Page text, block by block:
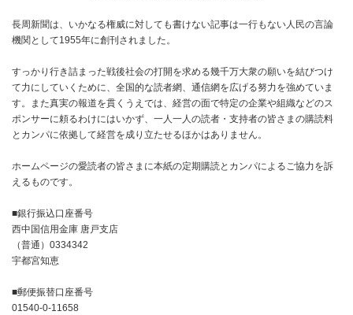
長周新聞は、いかなる権威に対しても書けない記事は一行もない人民の言論
機関として1955年に創刊されました。
すっかり行き詰まった戦後社会の打開を求める幾千万大衆の願いを結びつけ
て力にしていくために、全国的な読者網、通信網を広げる努力を強めていま
す。また真実の報道を貫くうえでは、経営の面で特定の企業や組織などのス
ポンサーに頼るわけにはいかず、一人一人の読者・支持者の皆さまの購読料
とカンパに依拠して経営を成り立たせるほかはありません。
ホームページの愛読者の皆さまに本紙の定期購読とカンパによるご協力を訴
えるものです。
■銀行振込口座番号
西中国信用金庫 唐戸支店
（普通）0334342
宇都宮知恵
■郵便振替口座番号
01540-0-11658